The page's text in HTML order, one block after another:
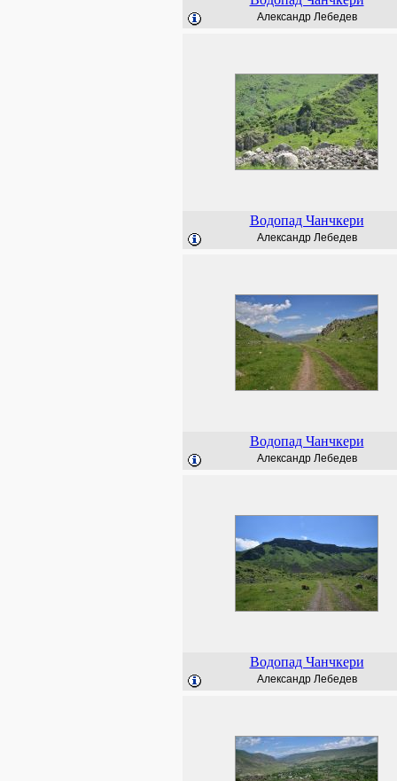
Александр Лебедев
Водопад Чанчкери
Александр Лебедев
Водопад Чанчкери
Александр Лебедев
Водопад Чанчкери
Александр Лебедев